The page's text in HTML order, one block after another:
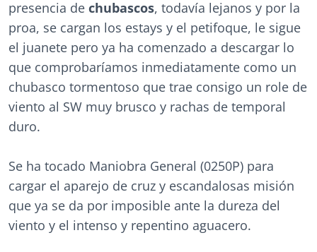
presencia de chubascos, todavía lejanos y por la
proa, se cargan los estays y el petifoque, le sigue
el juanete pero ya ha comenzado a descargar lo
que comprobaríamos inmediatamente como un
chubasco tormentoso que trae consigo un role de
viento al SW muy brusco y rachas de temporal
duro.
Se ha tocado Maniobra General (0250P) para
cargar el aparejo de cruz y escandalosas misión
que ya se da por imposible ante la dureza del
viento y el intenso y repentino aguacero.